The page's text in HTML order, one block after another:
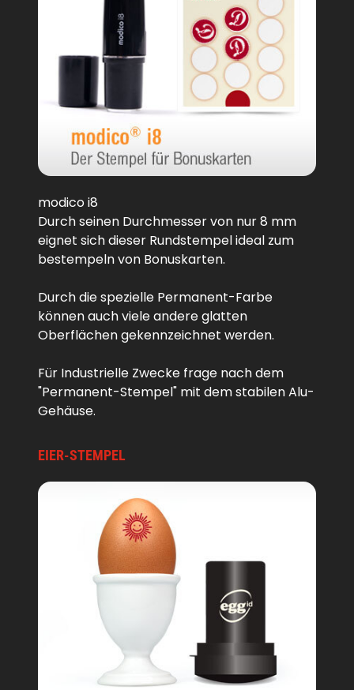
modico i8
Durch seinen Durchmesser von nur 8 mm
eignet sich dieser Rundstempel ideal zum
bestempeln von Bonuskarten.
Durch die spezielle Permanent-Farbe
können auch viele andere glatten
Oberflächen gekennzeichnet werden.
Für Industrielle Zwecke frage nach dem
"Permanent-Stempel" mit dem stabilen Alu-
Gehäuse.
EIER-STEMPEL